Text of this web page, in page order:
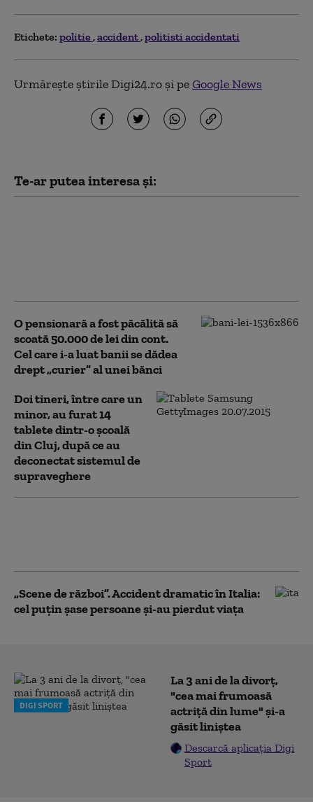
Etichete: politie accident politisti accidentati
Urmărește știrile Digi24.ro și peGoogle News
Te-ar putea interesa și:
O pensionară a fost păcălită să
scoată 50.000 de lei din cont.
Cel care i-a luat banii se dădea
drept „curier” al unei bănci
Doi tineri, între care un
minor, au furat 14
tablete dintr-o şcoală
din Cluj, după ce au
deconectat sistemul de
supraveghere
„Scene de război”. Accident dramatic în Italia:
cel puțin șase persoane și-au pierdut viața
DIGI SPORT
La 3 ani de la divorț,
"cea mai frumoasă
actriță din lume" și-a
găsit liniștea
Descarcă aplicația Digi
Sport